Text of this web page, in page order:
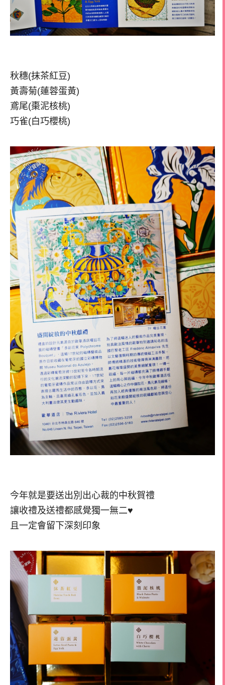
秋穗(抹茶紅豆)
黃壽菊(蓮蓉蛋黃)
鳶尾(棗泥核桃)
巧雀(白巧櫻桃)
今年就是要送出別出心裁的中秋賀禮
讓收禮及送禮都感覺獨一無二♥
且一定會留下深刻印象